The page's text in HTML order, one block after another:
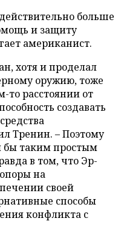
больше
и защиту
американист.
хотя и проделал
оружию, тоже
то расстоянии от
создавать
Тренин. – Поэтому
бы таким простым
в том, что Эр-
на
своей
способы
конфликта с